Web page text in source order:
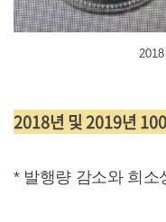
2018년 및 2019년
* 발행량 감소와 희소